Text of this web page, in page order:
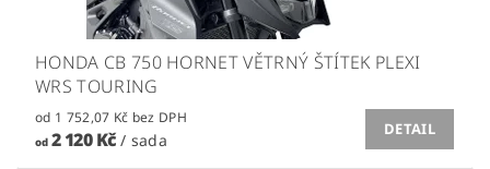
HONDA CB 750 HORNET VĚTRNÝ ŠTÍTEK PLEXI
WRS TOURING
od 1 752,07 Kč bez DPH
od2 120 Kč/ sada
DETAIL